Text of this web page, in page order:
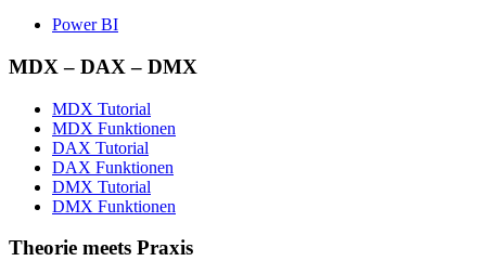
Power BI
MDX – DAX – DMX
MDX Tutorial
MDX Funktionen
DAX Tutorial
DAX Funktionen
DMX Tutorial
DMX Funktionen
Theorie meets Praxis